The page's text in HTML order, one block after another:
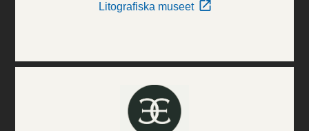
Litografiska museet